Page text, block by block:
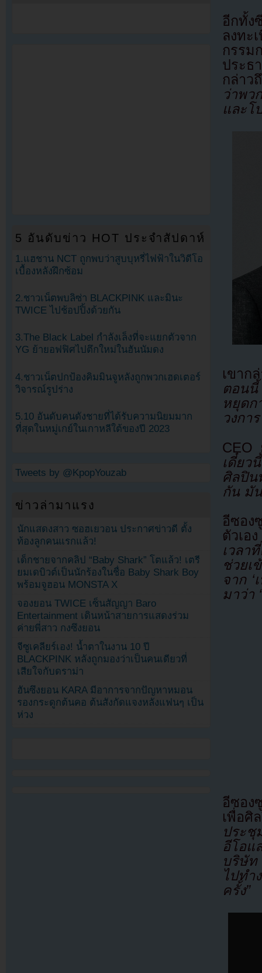
อีกทั้ง
ลงทะ
กรร
ประธ
กล่าว
ว่าพว
และโ
เขา
ตอนนี้
หยุดก
วงกา
CEO
เดี๋ยวนี้
ศิลปิน
กัน มั
อีซอง
ตัวเอ
เวลา
ช่วยเ
จาก
มาว่า
อีซอง
เพื่อศิ
ประชุ
อีโอแ
บริษั
ไปทำ
ครั้ง”
5 อันดับข่าว HOT ประจำสัปดาห์
1.แฮชาน NCT ถูกพบว่าสูบบุหรี่ไฟฟ้าในวิดีโอ
เบื้องหลังฝึกซ้อม
2.ชาวเน็ตพบลิซ่า BLACKPINK และมินะ
TWICE ไปช้อปปิ้งด้วยกัน
3.The Black Label กำลังเล็งที่จะแยกตัวจาก
YG ย้ายอฟฟิศไปตึกใหม่ในฮันนัมดง
4.ชาวเน็ตปกป้องคิมมินจูหลังถูกพวกเฮดเตอร์
วิจารณ์รูปร่าง
5.10 อันดับคนดังชายที่ได้รับความนิยมมาก
ที่สุดในหมู่เกย์ในเกาหลีใต้ของปี 2023
Tweets by @KpopYouzab
ข่าวล่ามาแรง
นักแสดงสาว ซอฮเยวอน ประกาศข่าวดี ตั้ง
ท้องลูกคนแรกแล้ว!
เด็กชายจากคลิป “Baby Shark” โตแล้ว! เตรี
ยมเดบิวต์เป็นนักร้องในชื่อ Baby Shark Boy
พร้อมจูฮอน MONSTA X
จองยอน TWICE เซ็นสัญญา Baro
Entertainment เดินหน้าสายการแสดงร่วม
ค่ายพี่สาว กงซึงยอน
จีซูเคลียร์เอง! น้ำตาในงาน 10 ปี
BLACKPINK หลังถูกมองว่าเป็นคนเดียวที่
เสียใจกับดราม่า
ฮันซึงยอน KARA มีอาการจากปัญหาหมอน
รองกระดูกต้นคอ ต้นสังกัดแจงหลังแฟนๆ เป็น
ห่วง